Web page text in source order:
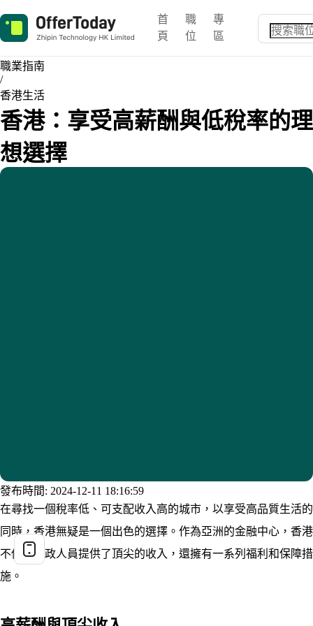
首
頁
職
位
專
區
職業指南
/
香港生活
香港：享受高薪酬與低稅率的理
想選擇
發布時間: 2024-12-11 18:16:59
在尋找一個稅率低、可支配收入高的城市，以享受高品質生活的
同時，香港無疑是一個出色的選擇。作為亞洲的金融中心，香港
不僅為行政人員提供了頂尖的收入，還擁有一系列福利和保障措
施。